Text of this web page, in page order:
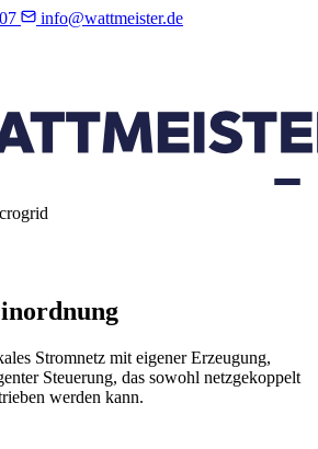
info@wattmeister.de
Stromnetz mit eigener Erzeugung,
Steuerung, das sowohl netzgekoppelt
werden kann.